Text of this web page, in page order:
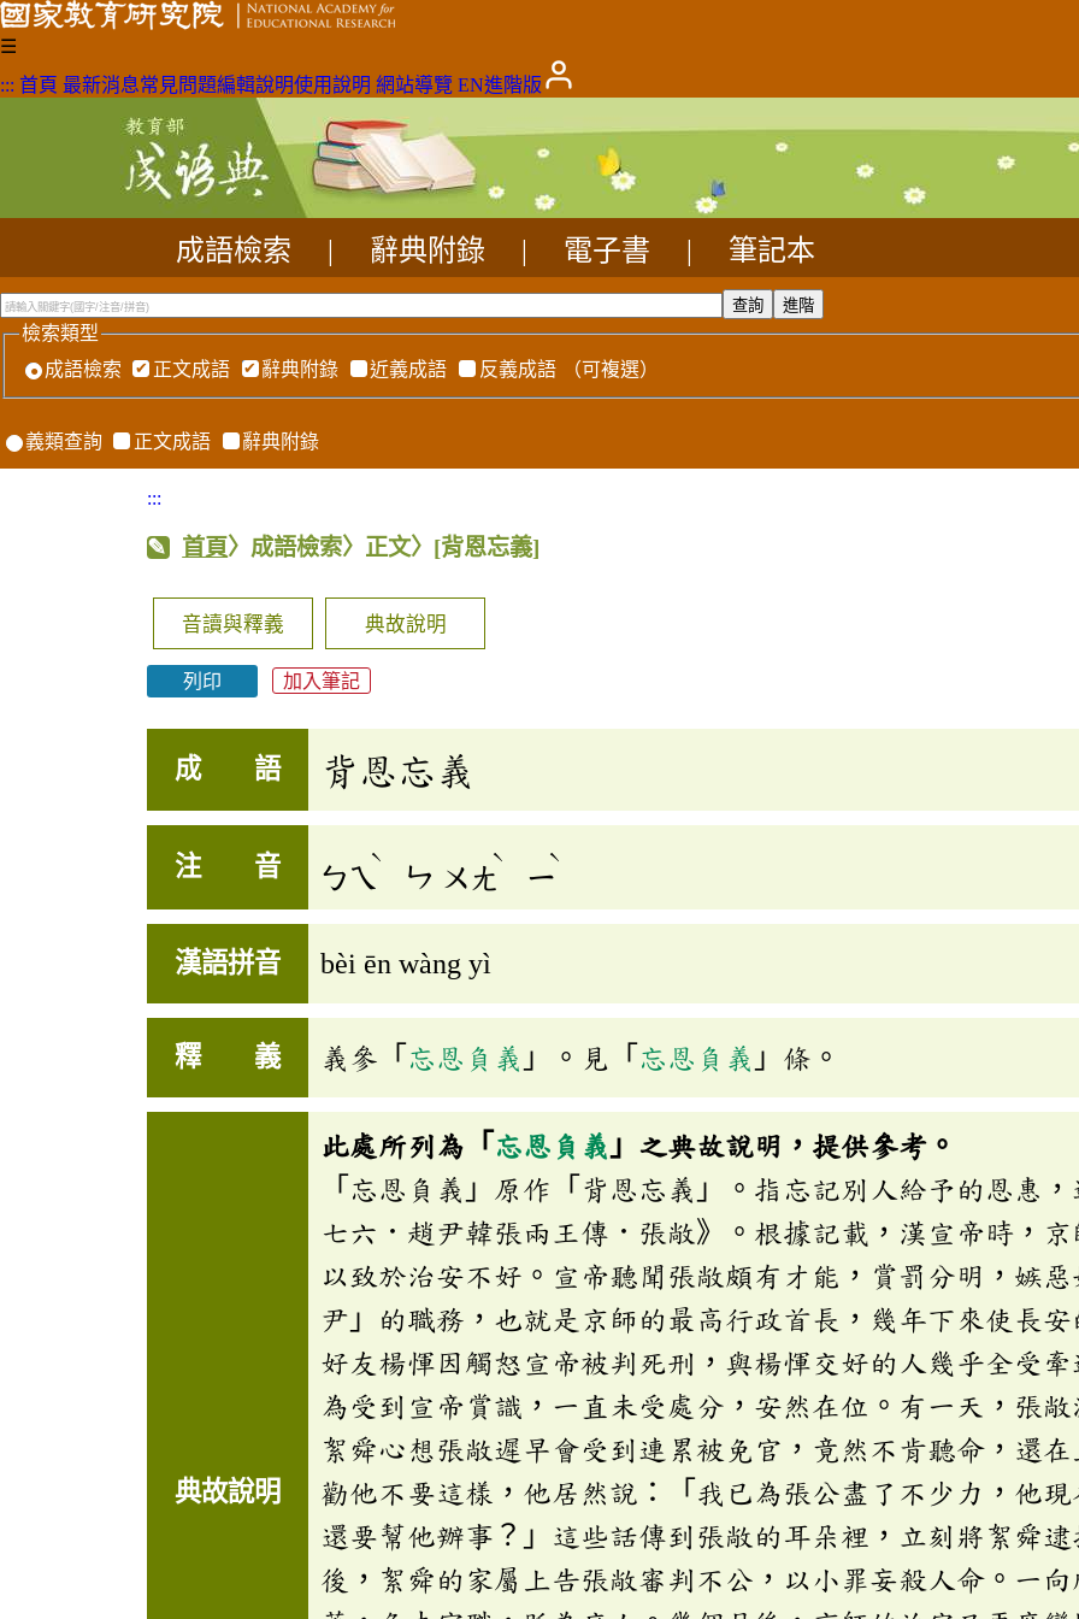
☰
::: 首頁 最新消息常見問題編輯說明使用說明 網站導覽 EN進階版
成語檢索 辭典附錄 電子書 筆記本
檢索類型
成語檢索
正文成語 辭典附錄 近義成語 反義成語 （可複選）
義類查詢 正文成語 辭典附錄
:::
首頁〉成語檢索〉正文〉 [背恩忘義]
音讀與釋義 典故說明
列印 加入筆記
成 語 背恩忘義
注 音 ㄅㄟ
ˋ
ㄣ ㄨㄤ
ˋ
ㄧ
ˋ
漢語拼音 bèi ēn wàng yì
釋 義 義參「 忘恩負義 」。見「 忘恩負義 」條。
典故說明
此處所列為「 忘恩負義 」之典故說明，提供參考。
「忘恩負義」原作「背恩忘義」。指忘記別人給予的恩惠
七六．趙尹韓張兩王傳．張敞》。根據記載，漢宣帝時，
以致於治安不好。宣帝聽聞張敞頗有才能，賞罰分明，嫉
尹」的職務，也就是京師的最高行政首長，幾年下來使長
好友楊惲因觸怒宣帝被判死刑，與楊惲交好的人幾乎全受
為受到宣帝賞識，一直未受處分，安然在位。有一天，張
絮舜心想張敞遲早會受到連累被免官，竟然不肯聽命，還
勸他不要這樣，他居然說：「我已為張公盡了不少力，他
還要幫他辦事？」這些話傳到張敞的耳朵裡，立刻將絮舜
後，絮舜的家屬上告張敞審判不公，以小罪妄殺人命。一